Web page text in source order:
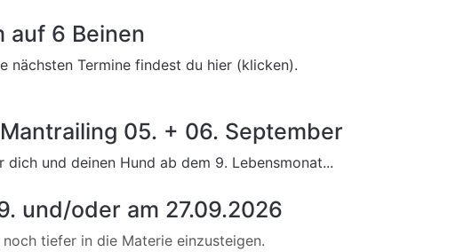
auf 6 Beinen
nächsten Termine findest du hier (klicken).
05. + 06. September
dich und deinen Hund ab dem 9. Lebensmonat...
und/oder am 27.09.2026
tiefer in die Materie einzusteigen.